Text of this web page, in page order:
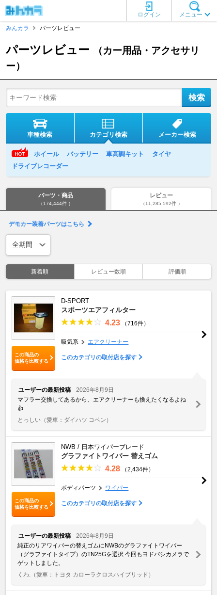
メニュー
ログイン
みんカラ
パーツレビュー
パーツレビュー
（カー用品・アクセサリ
ー）
車種検索 カテゴリ検索 メーカー検索
ホイール バッテリー 車高調キット
タイヤ
ドライブレコーダー
パーツ・商品
（174,444件 ）
レビュー
（11,285,592件 ）
デモカー装着パーツはこちら
新着順 レビュー数順 評価順
この商品の
価格を比較する
D-SPORT
スポーツエアフィルター
4.23 （716件）
吸気系 エアクリーナー
このカテゴリの取付店を探す
ユーザーの最新投稿
2026年8月9日
マフラー交換してあるから、エアクリーナーも換えたくなるよね
👍
とっしい （愛車：ダイハツ コペン）
この商品の
価格を比較する
NWB / 日本ワイパーブレード
グラファイトワイパー 替えゴム
4.28 （2,434件）
ボディパーツ ワイパー
このカテゴリの取付店を探す
ユーザーの最新投稿
2026年8月9日
純正のリアワイパーの替えゴムにNWBのグラファイトワイパー
（グラファイトタイプ）のTN25Gを選択 今回もヨドバシカメラで
ゲットしました。
くわ.
（愛車：トヨタ カローラクロスハイブリッド）